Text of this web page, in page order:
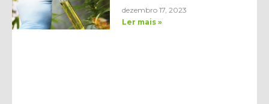
dezembro 17, 2023
Ler mais »